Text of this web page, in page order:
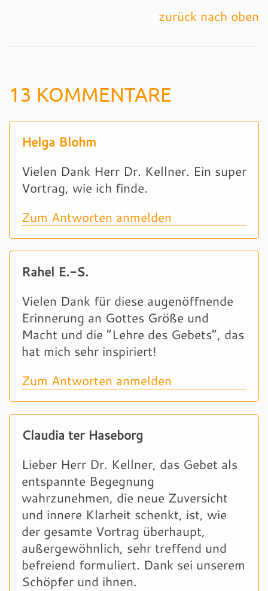
zurück nach oben
13 KOMMENTARE
Helga Blohm
Vielen Dank Herr Dr. Kellner. Ein super
Vortrag, wie ich finde.
Zum Antworten anmelden
Rahel E.-S.
Vielen Dank für diese augenöffnende
Erinnerung an Gottes Größe und
Macht und die “Lehre des Gebets”, das
hat mich sehr inspiriert!
Zum Antworten anmelden
Claudia ter Haseborg
Lieber Herr Dr. Kellner, das Gebet als
entspannte Begegnung
wahrzunehmen, die neue Zuversicht
und innere Klarheit schenkt, ist, wie
der gesamte Vortrag überhaupt,
außergewöhnlich, sehr treffend und
befreiend formuliert. Dank sei unserem
Schöpfer und ihnen.